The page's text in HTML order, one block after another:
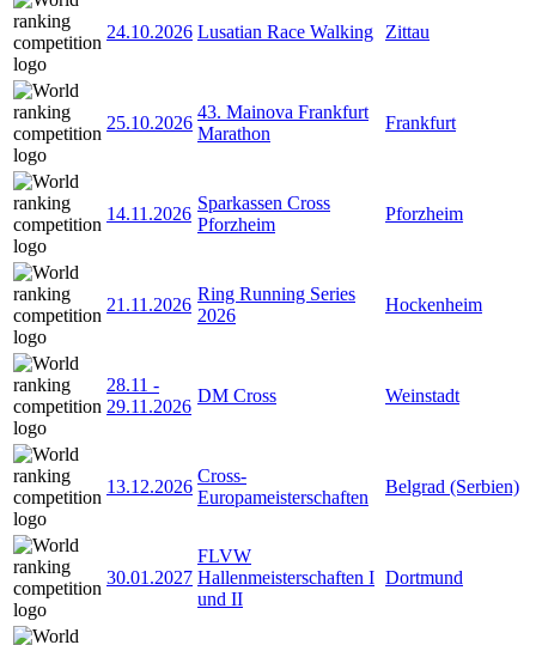
24.10.2026 Lusatian Race Walking Zittau
25.10.2026
43. Mainova Frankfurt
Marathon
Frankfurt
14.11.2026
Sparkassen Cross
Pforzheim
Pforzheim
21.11.2026
Ring Running Series
2026
Hockenheim
28.11 -
29.11.2026
DM Cross Weinstadt
13.12.2026
Cross-
Europameisterschaften
Belgrad (Serbien)
30.01.2027
FLVW
Hallenmeisterschaften I
und II
Dortmund